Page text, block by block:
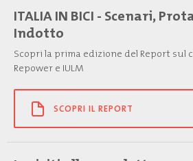
ITALIA IN BICI - Scenari,
Indotto
Scopri la prima edizione del Report sul
Repower e IULM
SCOPRI IL REPORT